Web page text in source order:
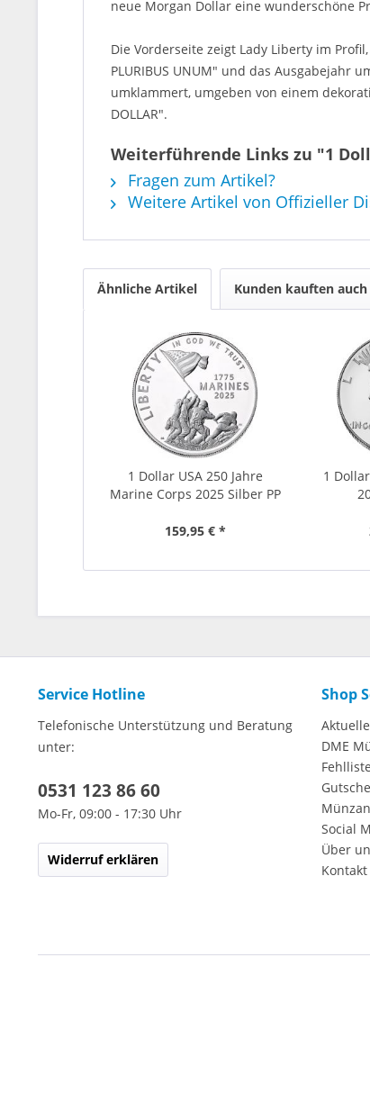
neue Morgan Dollar eine wunderschöne
Die Vorderseite zeigt Lady Liberty im
PLURIBUS UNUM" und das Ausgabejahr
umklammert, umgeben von einem
DOLLAR".
Weiterführende Links zu "1
Fragen zum Artikel?
Weitere Artikel von Offizieller
Ähnliche Artikel Kunden kauften auch
1 Dollar USA 250 Jahre
Marine Corps 2025 Silber PP
159,95 € *
1
Service Hotline
Telefonische Unterstützung und Beratung
unter:
0531 123 86 60
Mo-Fr, 09:00 - 17:30 Uhr
Widerruf erklären
Shop
DME
Social
Über
Kontakt